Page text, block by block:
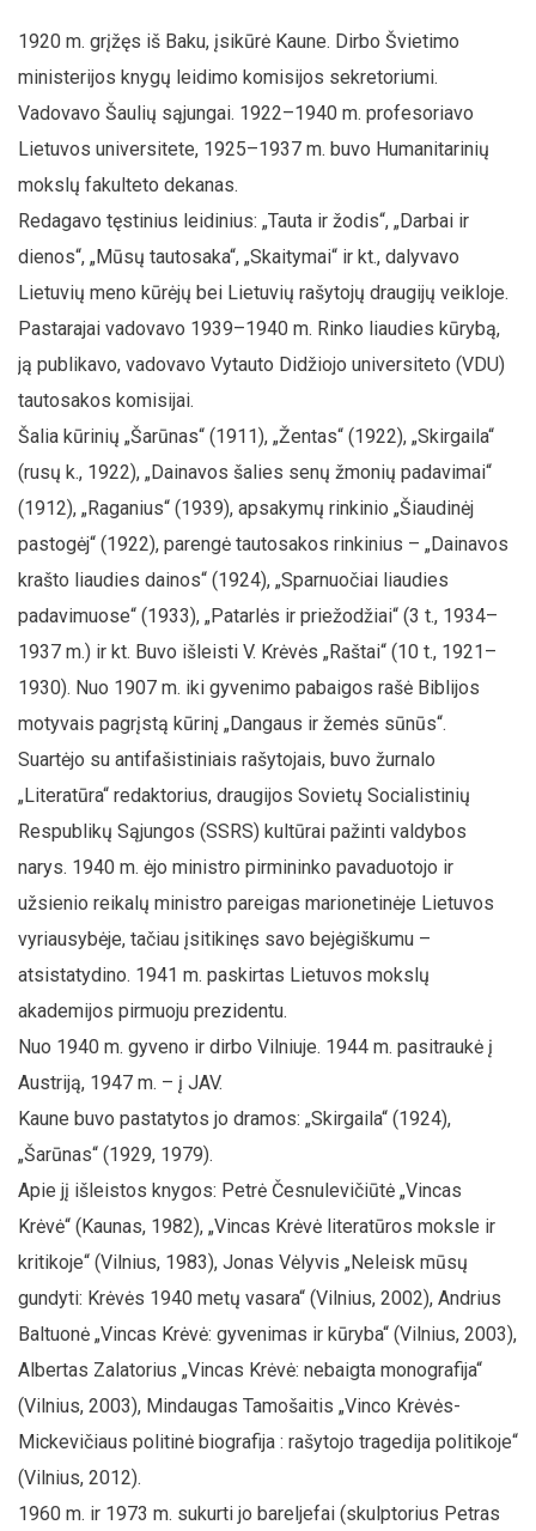
1920 m. grįžęs iš Baku, įsikūrė Kaune. Dirbo Švietimo
ministerijos knygų leidimo komisijos sekretoriumi.
Vadovavo Šaulių sąjungai. 1922–1940 m. profesoriavo
Lietuvos universitete, 1925–1937 m. buvo Humanitarinių
mokslų fakulteto dekanas.
Redagavo tęstinius leidinius: „Tauta ir žodis“, „Darbai ir
dienos“, „Mūsų tautosaka“, „Skaitymai“ ir kt., dalyvavo
Lietuvių meno kūrėjų bei Lietuvių rašytojų draugijų veikloje.
Pastarajai vadovavo 1939–1940 m. Rinko liaudies kūrybą,
ją publikavo, vadovavo Vytauto Didžiojo universiteto (VDU)
tautosakos komisijai.
Šalia kūrinių „Šarūnas“ (1911), „Žentas“ (1922), „Skirgaila“
(rusų k., 1922), „Dainavos šalies senų žmonių padavimai“
(1912), „Raganius“ (1939), apsakymų rinkinio „Šiaudinėj
pastogėj“ (1922), parengė tautosakos rinkinius – „Dainavos
krašto liaudies dainos“ (1924), „Sparnuočiai liaudies
padavimuose“ (1933), „Patarlės ir priežodžiai“ (3 t., 1934–
1937 m.) ir kt. Buvo išleisti V. Krėvės „Raštai“ (10 t., 1921–
1930). Nuo 1907 m. iki gyvenimo pabaigos rašė Biblijos
motyvais pagrįstą kūrinį „Dangaus ir žemės sūnūs“.
Suartėjo su antifašistiniais rašytojais, buvo žurnalo
„Literatūra“ redaktorius, draugijos Sovietų Socialistinių
Respublikų Sąjungos (SSRS) kultūrai pažinti valdybos
narys. 1940 m. ėjo ministro pirmininko pavaduotojo ir
užsienio reikalų ministro pareigas marionetinėje Lietuvos
vyriausybėje, tačiau įsitikinęs savo bejėgiškumu –
atsistatydino. 1941 m. paskirtas Lietuvos mokslų
akademijos pirmuoju prezidentu.
Nuo 1940 m. gyveno ir dirbo Vilniuje. 1944 m. pasitraukė į
Austriją, 1947 m. – į JAV.
Kaune buvo pastatytos jo dramos: „Skirgaila“ (1924),
„Šarūnas“ (1929, 1979).
Apie jį išleistos knygos: Petrė Česnulevičiūtė „Vincas
Krėvė“ (Kaunas, 1982), „Vincas Krėvė literatūros moksle ir
kritikoje“ (Vilnius, 1983), Jonas Vėlyvis „Neleisk mūsų
gundyti: Krėvės 1940 metų vasara“ (Vilnius, 2002), Andrius
Baltuonė „Vincas Krėvė: gyvenimas ir kūryba“ (Vilnius, 2003),
Albertas Zalatorius „Vincas Krėvė: nebaigta monografija“
(Vilnius, 2003), Mindaugas Tamošaitis „Vinco Krėvės-
Mickevičiaus politinė biografija : rašytojo tragedija politikoje“
(Vilnius, 2012).
1960 m. ir 1973 m. sukurti jo bareljefai (skulptorius Petras